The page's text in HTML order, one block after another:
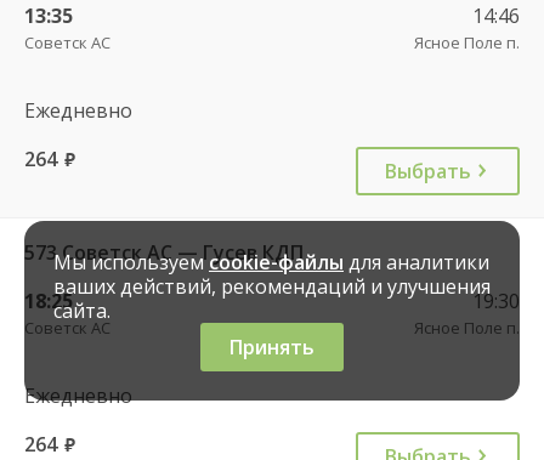
13:35
Советск АС
14:46
Ясное Поле п.
Ежедневно
264 руб. Выбрать
573 Советск АС — Гусев КДП
18:25
Советск АС
19:30
Ясное Поле п.
Ежедневно
264 руб.
Мы используемcookie-файлы для аналитики
ваших действий, рекомендаций и улучшения
сайта.
Принять